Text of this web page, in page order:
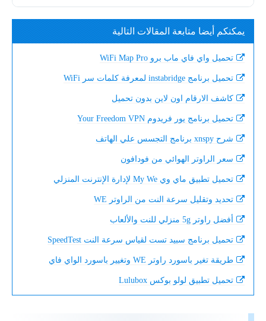
يمكنكم أيضا متابعة المقالات التالية
تحميل واي فاي ماب برو WiFi Map Pro
تحميل برنامج instabridge لمعرفة كلمات سر WiFi
كاشف الارقام اون لاين بدون تحميل
تحميل برنامج يور فريدوم Your Freedom VPN
شرح xnspy برنامج التجسس علي الهاتف
سعر الراوتر الهوائي من فودافون
تحميل تطبيق ماي وي My We لإدارة الإنترنت المنزلي
تحديد وتقليل سرعة النت من الراوتر WE
أفضل راوتر 5g منزلي للنت والألعاب
تحميل برنامج سبيد تست لقياس سرعة النت SpeedTest
طريقة تغير باسورد راوتر WE وتغيير باسورد الواي فاي
تحميل تطبيق لولو بوكس Lulubox